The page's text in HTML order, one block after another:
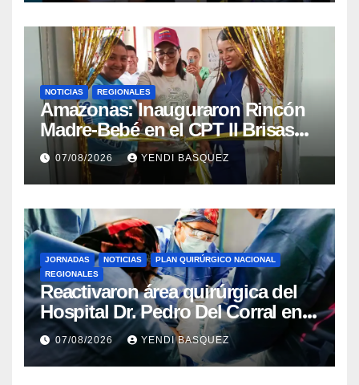
NOTICIAS REGIONALES
​Amazonas: Inauguraron Rincón
Madre-Bebé en el CPT II Brisas
del Aeropuerto ​Inauguraron
Rincón
07/08/2026 YENDI BASQUEZ
JORNADAS NOTICIAS
PLAN QUIRÚRGICO NACIONAL
REGIONALES
Reactivaron área quirúrgica del
Hospital Dr. Pedro Del Corral en
Guárico
07/08/2026 YENDI BASQUEZ